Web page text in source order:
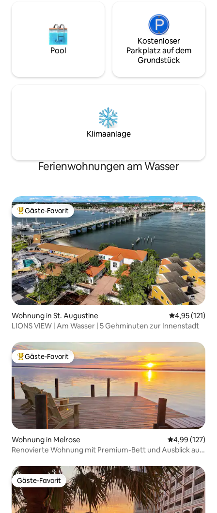
Pool
Kostenloser
Parkplatz auf dem
Grundstück
Klimaanlage
Ferienwohnungen am Wasser
Beliebter Gäste-Favorit.
Gäste-Favorit
Wohnung in St. Augustine
4,95 (121)
LIONS VIEW | Am Wasser | 5 Gehminuten zur Innenstadt
Beliebter Gäste-Favorit.
Gäste-Favorit
Wohnung in Melrose
4,99 (127)
Renovierte Wohnung mit Premium-Bett und Ausblick auf
Gäste-Favorit
Gäste-Favorit